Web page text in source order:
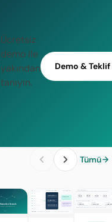
Ücretsiz
demo ile
yakından
tanıyın.
Demo &
Tümü